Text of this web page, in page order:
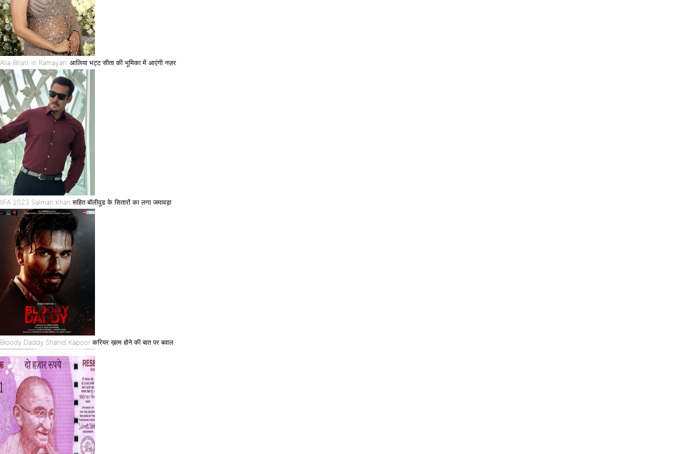
Alia Bhatt in Ramayan: आलिया भट्ट सीता की भूमिका में आएंगी नज़र
IIFA 2023 Salman Khan सहित बॉलीवुड के सितारों का लगा जमावड़ा
Bloody Daddy Shahid Kapoor करियर ख़त्म होने की बात पर बवाल